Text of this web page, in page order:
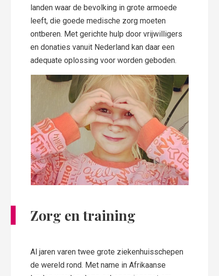
landen waar de bevolking in grote armoede
leeft, die goede medische zorg moeten
ontberen. Met gerichte hulp door vrijwilligers
en donaties vanuit Nederland kan daar een
adequate oplossing voor worden geboden.
Zorg en training
Al jaren varen twee grote ziekenhuisschepen
de wereld rond. Met name in Afrikaanse